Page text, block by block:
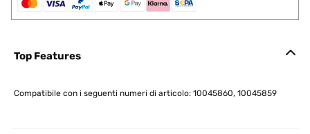
Top Features
Compatibile con i seguenti numeri di articolo: 10045860, 10045859